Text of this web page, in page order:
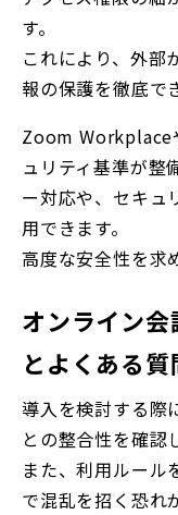
す。
これにより、外部
報の保護を徹底で
Zoom Workplace
ュリティ基準が整
ー対応や、セキュ
用できます。
高度な安全性を求
オンライン
とよくある質
導入を検討する際
との整合性を確認
また、利用ルール
で混乱を招く恐れ